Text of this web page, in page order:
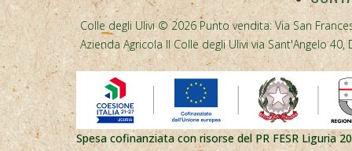
Colle degli Ulivi © 2026 Punto vendita: Via San
Azienda Agricola Il Colle degli Ulivi via Sant'Angelo 40,
Spesa cofinanziata con risorse del PR FESR Liguria